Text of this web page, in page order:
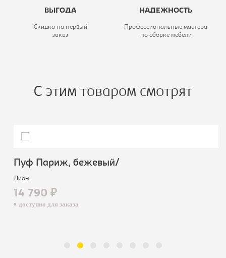
ВЫГОДА
Скидка на первый
заказ
НАДЕЖНОСТЬ
Профессиональные мастера
по сборке мебели
С этим товаром смотрят
Пуф Париж, бежевый/
Лион
14 790 ₽
доступно для заказа